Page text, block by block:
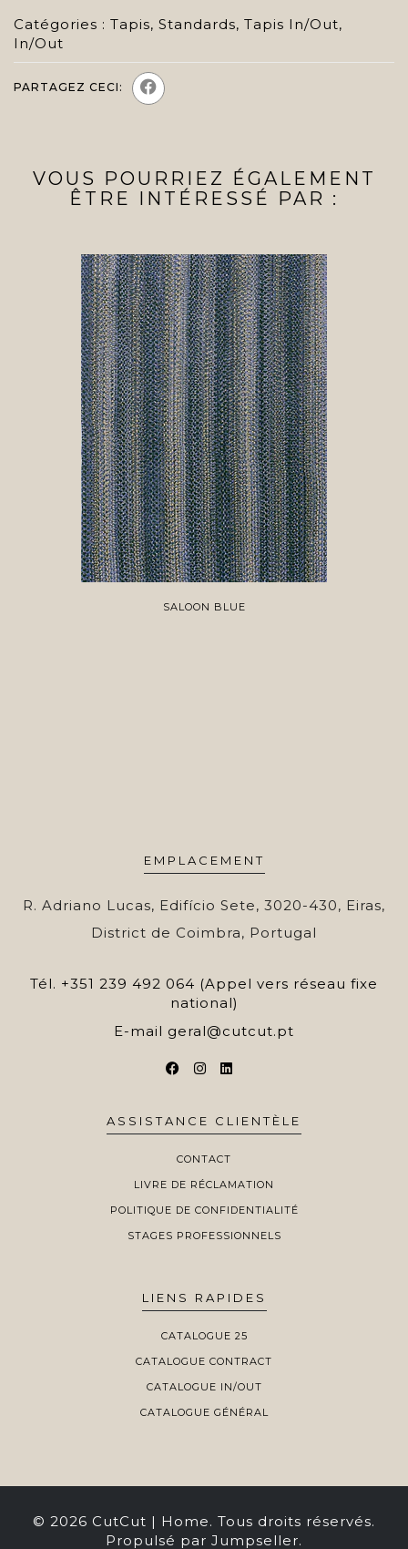
Catégories : Tapis, Standards, Tapis In/Out,
In/Out
PARTAGEZ CECI:
VOUS POURRIEZ ÉGALEMENT
ÊTRE INTÉRESSÉ PAR :
SALOON BLUE
EMPLACEMENT
R. Adriano Lucas, Edifício Sete, 3020-430, Eiras,
District de Coimbra, Portugal
Tél. +351 239 492 064 (Appel vers réseau fixe
national)
E-mail geral@cutcut.pt
ASSISTANCE CLIENTÈLE
CONTACT
LIVRE DE RÉCLAMATION
POLITIQUE DE CONFIDENTIALITÉ
STAGES PROFESSIONNELS
LIENS RAPIDES
CATALOGUE 25
CATALOGUE CONTRACT
CATALOGUE IN/OUT
CATALOGUE GÉNÉRAL
© 2026 CutCut | Home. Tous droits réservés.
Propulsé par Jumpseller.